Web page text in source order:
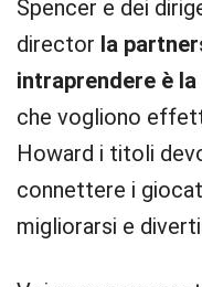
Spencer e dei
director la
intraprendere è
che vogliono
Howard i titoli
connettere i
migliorarsi e